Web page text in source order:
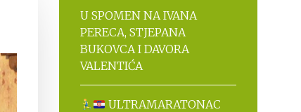
U SPOMEN NA IVANA
PERECA, STJEPANA
BUKOVCA I DAVORA
VALENTIĆA
ULTRAMARATONAC